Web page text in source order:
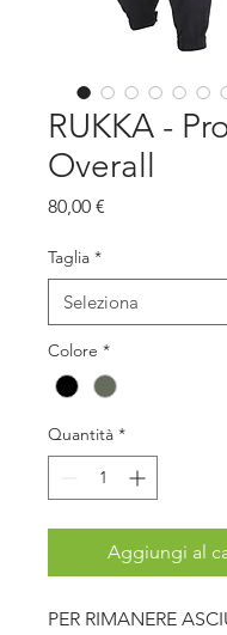
RUKKA -
Overall
80,00 €
Taglia *
Colore *
Quantità *
Aggiungi al
PER RIMANERE